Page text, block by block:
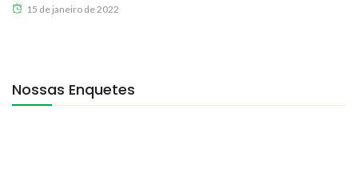
15 de janeiro de 2022
Nossas Enquetes